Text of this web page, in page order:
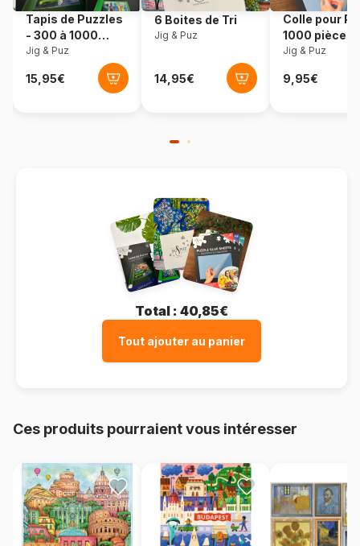
Dimensions 68 x 48 cm
Matière primaire
Tapis de Puzzles
- 300 à 1000
pièces
Jig & Puz
6 Boites de Tri
Jig & Puz
Colle pour
1000 pièces
Jig & Puz
Total : 40,85€
Tout ajouter au panier
Ces produits pourraient vous intéresser